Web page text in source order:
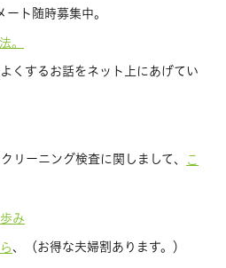
ト随時募集中。
。
よくするお話をネット上にあげてい
リーニング検査に関しまして、 こ
み
、（お得な夫婦割あります。）